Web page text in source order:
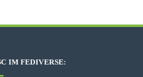
IM FEDIVERSE: